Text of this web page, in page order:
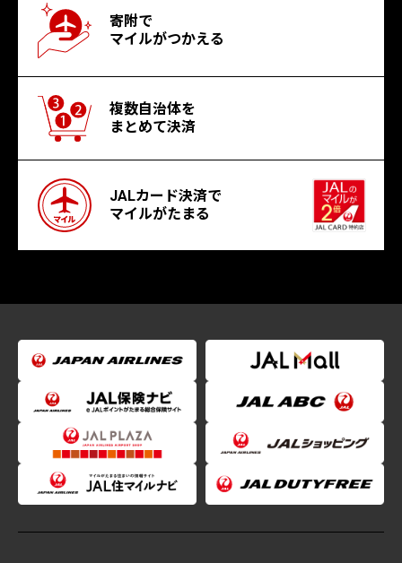
寄附で
マイルがつかえる
複数自治体を
まとめて決済
JALカード決済で
マイルがたまる